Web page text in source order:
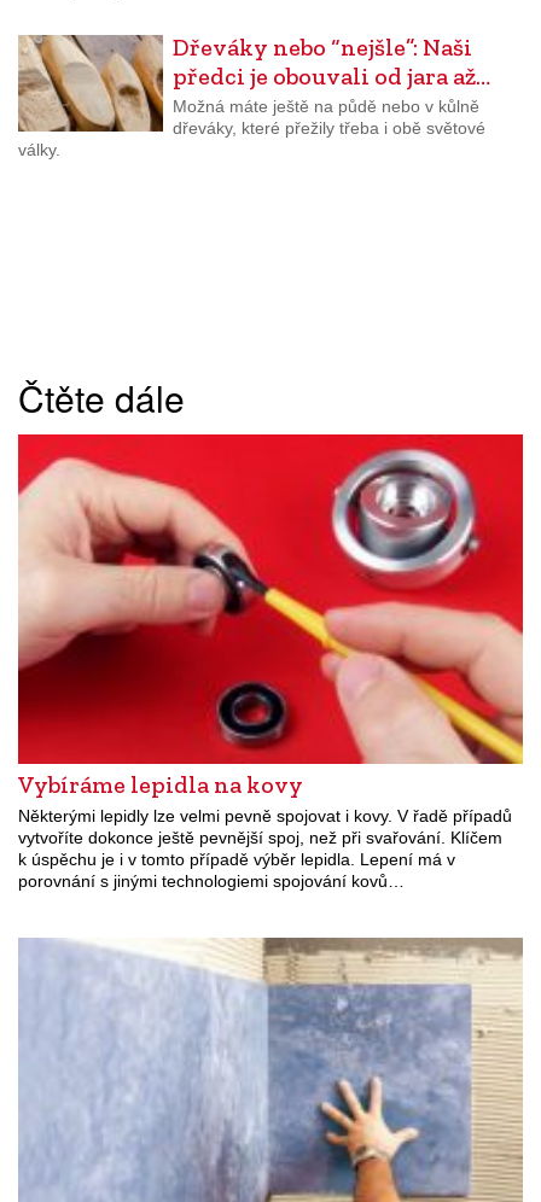
Dřeváky nebo “nejšle”: Naši
předci je obouvali od jara až…
Možná máte ještě na půdě nebo v kůlně
dřeváky, které přežily třeba i obě světové
války.
Čtěte dále
Vybíráme lepidla na kovy
Některými lepidly lze velmi pevně spojovat i kovy. V řadě případů
vytvoříte dokonce ještě pevnější spoj, než při svařování. Klíčem
k úspěchu je i v tomto případě výběr lepidla. Lepení má v
porovnání s jinými technologiemi spojování kovů…